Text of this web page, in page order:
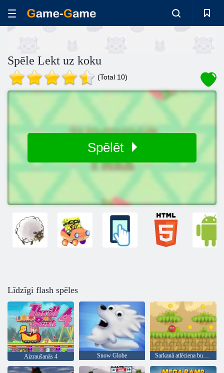
Spēle Lekt uz koku
(Total 10)
Spēlēt
Līdzīgi flash spēles
Aizraušanās 4 Snow Globe Sarkanā atlēciena bumba 5